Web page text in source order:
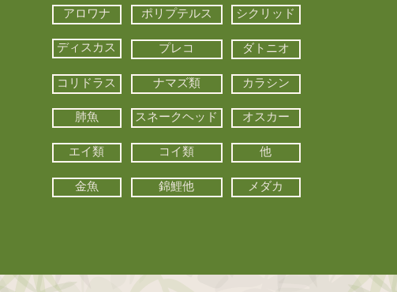
アロワナ ポリプテルス シクリッド
ディスカス プレコ ダトニオ
コリドラス ナマズ類 カラシン
肺魚 スネークヘッド オスカー
エイ類 コイ類 他
金魚 錦鯉他 メダカ